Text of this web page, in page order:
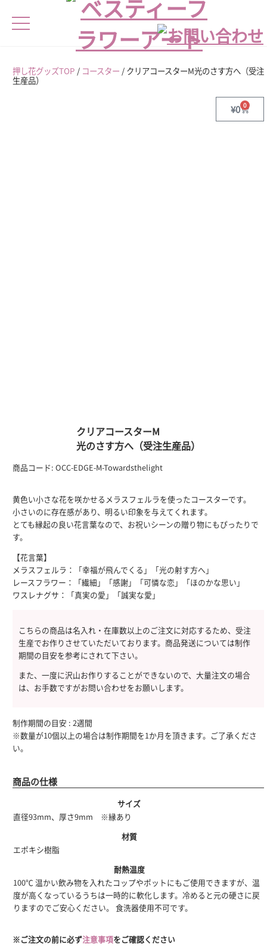
押し花グッズTOP / コースター / クリアコースターM光のさす方へ（受注
生産品）
¥0 0
クリアコースターM
光のさす方へ（受注生産品）
商品コード:OCC-EDGE-M-Towardsthelight
黄色い小さな花を咲かせるメラスフェルラを使ったコースターです。
小さいのに存在感があり、明るい印象を与えてくれます。
とても縁起の良い花言葉なので、お祝いシーンの贈り物にもぴったりで
す。
【花言葉】
メラスフェルラ：「幸福が飛んでくる」「光の射す方へ」
レースフラワー：「繊細」「感謝」「可憐な恋」「ほのかな思い」
ワスレナグサ：「真実の愛」「誠実な愛」
こちらの商品は名入れ・在庫数以上のご注文に対応するため、受注
生産でお作りさせていただいております。商品発送については制作
期間の目安を参考にされて下さい。
また、一度に沢山お作りすることができないので、大量注文の場合
は、お手数ですがお問い合わせをお願いします。
制作期間の目安 : 2週間
※数量が10個以上の場合は制作期間を1か月を頂きます。ご了承くださ
い。
商品の仕様
サイズ
直径93mm、厚さ9mm ※縁あり
材質
エポキシ樹脂
耐熱温度
100℃ 温かい飲み物を入れたコップやポットにもご使用できますが、温
度が高くなっているうちは一時的に軟化します。冷めると元の硬さに戻
りますのでご安心ください。 食洗器使用不可です。
※ご注文の前に必ず注意事項をご確認ください